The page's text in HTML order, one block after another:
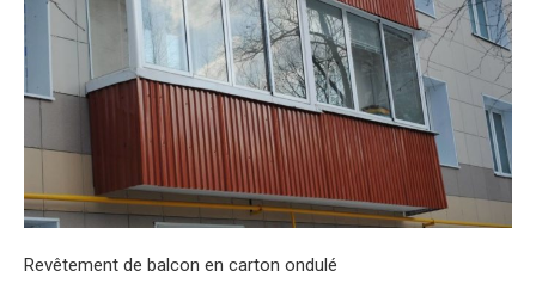
Revêtement de balcon en carton ondulé